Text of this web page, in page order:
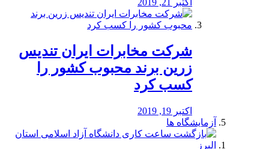
اکتبر 21, 2019
شرکت مخابرات ایران تندیس
زرین برند محبوب کشور را
کسب کرد
اکتبر 19, 2019
آزمایشگاه ها